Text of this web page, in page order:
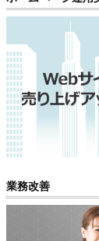
業務改善